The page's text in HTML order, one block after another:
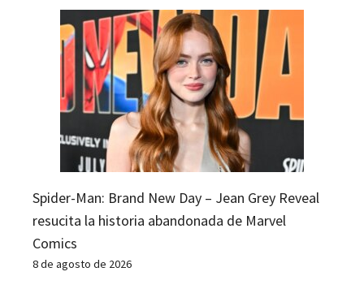
Spider-Man: Brand New Day – Jean Grey Reveal
resucita la historia abandonada de Marvel
Comics
8 de agosto de 2026